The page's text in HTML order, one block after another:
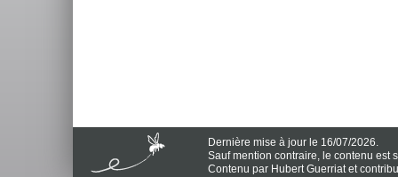
Dernière mise à jour le 16/07/2026.
Sauf mention contraire, le contenu est
Contenu par Hubert Guerriat et